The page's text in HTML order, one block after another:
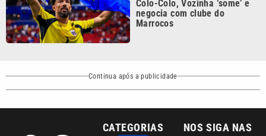
Colo-Colo, Vozinha ‘some’ e
negocia com clube do
Marrocos
Continua após a publicidade
CATEGORIAS
NOS SIGA NAS